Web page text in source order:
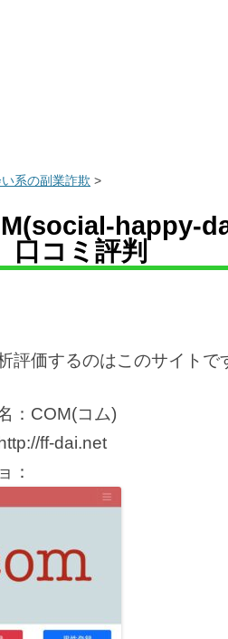
系の副業詐欺 >
happy-
口コミ評判
評価するのはこのサイトで
：COM(コム)
ff-dai.net
：